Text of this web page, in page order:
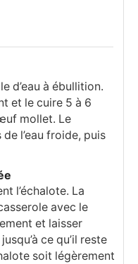
d’eau à ébullition.
et le cuire 5 à 6
mollet. Le
l’eau froide, puis
l’échalote. La
avec le
et laisser
ce qu’il reste
soit légèrement